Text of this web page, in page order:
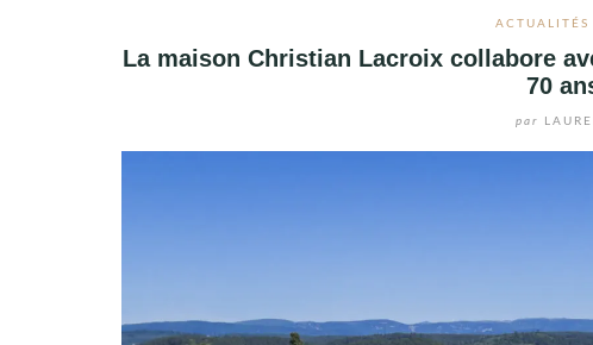
La maison Christian Lacroix collabore
70
par